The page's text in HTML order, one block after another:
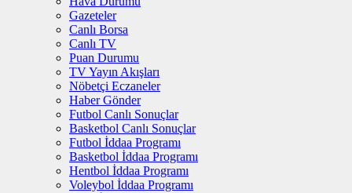
Gazeteler
Canlı Borsa
Canlı TV
Puan Durumu
TV Yayın Akışları
Nöbetçi Eczaneler
Haber Gönder
Futbol Canlı Sonuçlar
Basketbol Canlı Sonuçlar
Futbol İddaa Programı
Basketbol İddaa Programı
Hentbol İddaa Programı
Voleybol İddaa Programı